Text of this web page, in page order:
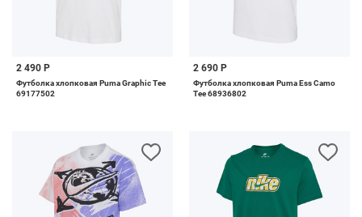
2 490 Р
Футболка хлопковая Puma Graphic Tee
69177502
2 690 Р
Футболка хлопковая Puma Ess Camo
Tee 68936802